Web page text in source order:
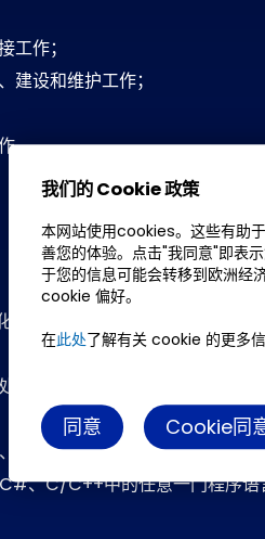
工作；
建设和维护工作；
。
制等相关专业；
等基本理论知识,熟悉航天测控
团队协作能力；
、C/C++中的任意一门程序语
我们的 Cookie 政策
本网站使用cookies。这些有助
善您的体验。点击"我同意"即表
于您的信息可能会转移到欧洲经
cookie 偏好。
在此处了解有关 cookie 的更多
同意 Cookie同